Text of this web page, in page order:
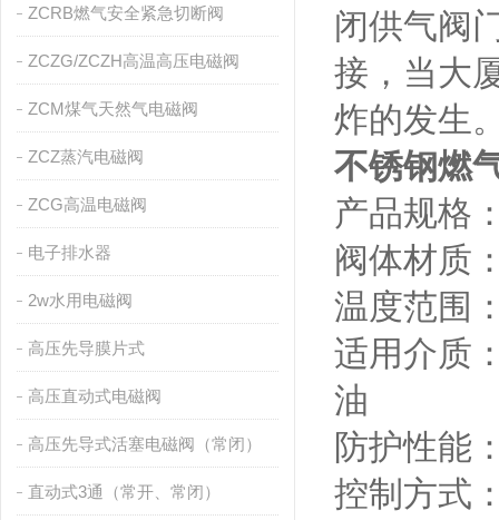
ZCRB燃气安全紧急切断阀
ZCZG/ZCZH高温高压电磁阀
ZCM煤气天然气电磁阀
ZCZ蒸汽电磁阀
ZCG高温电磁阀
电子排水器
2w水用电磁阀
高压先导膜片式
高压直动式电磁阀
高压先导式活塞电磁阀（常闭）
直动式3通（常开、常闭）
闭供气阀
接，当大
炸的发生
不锈钢燃
产品规格
阀体材质
温度范围
适用介质
油
防护性能
控制方式